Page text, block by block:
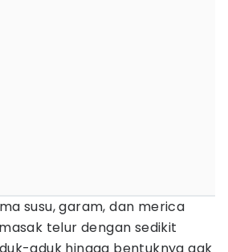
susu, garam, dan merica
telur dengan sedikit